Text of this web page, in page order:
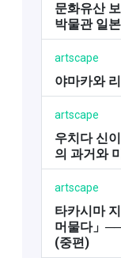
문화유산
박물관 일
artscape
야마카와
artscape
우치다 신
의 과거와
artscape
타카시마
머물다」
(중편)